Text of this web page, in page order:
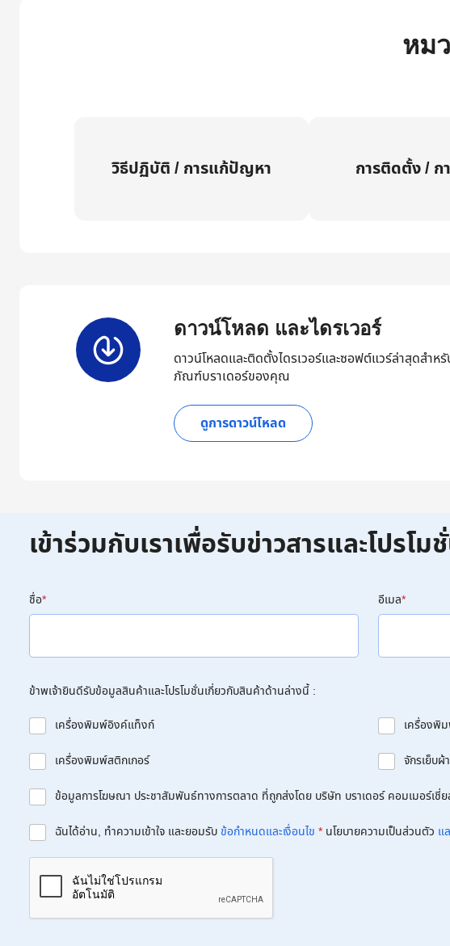
หม
วิธีปฏิบัติ / การแก้ปัญหา การติดตั้ง / ก
ดาวน์โหลด และไดรเวอร์
ดาวน์โหลดและติดตั้งไดรเวอร์และซอฟต์แวร์ล่าสุดสำห
ภัณฑ์บราเดอร์ของคุณ
ดูการดาวน์โหลด
เข้าร่วมกับเราเพื่อรับข่าวสารและโปรโม
ชื่อ* อีเมล*
ข้าพเจ้ายินดีรับข้อมูลสินค้าและโปรโมชั่นเกี่ยวกับสินค้าด้านล่างนี้ :
เครื่องพิมพ์อิงค์แท็งก์
เครื่องพิม
เครื่องพิมพ์สติกเกอร์ จักรเย็บผ้า
ข้อมูลการโฆษณา ประชาสัมพันธ์ทางการตลาด ที่ถูกส่งโดย บริษัท บราเดอร์ คอมเมอร์เ
ฉันได้อ่าน, ทำความเข้าใจ และยอมรับข้อกำหนดและเงื่อนไข * นโยบายความเป็นส่วนตัว แ